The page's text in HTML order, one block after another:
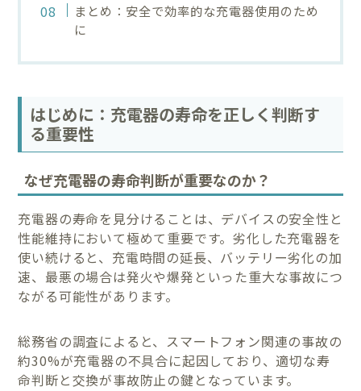
まとめ：安全で効率的な充電器使用のため
に
はじめに：充電器の寿命を正しく判断す
る重要性
なぜ充電器の寿命判断が重要なのか？
充電器の寿命を見分けることは、デバイスの安全性と
性能維持において極めて重要です。劣化した充電器を
使い続けると、充電時間の延長、バッテリー劣化の加
速、最悪の場合は発火や爆発といった重大な事故につ
ながる可能性があります。
総務省の調査によると、スマートフォン関連の事故の
約30%が充電器の不具合に起因しており、適切な寿
命判断と交換が事故防止の鍵となっています。